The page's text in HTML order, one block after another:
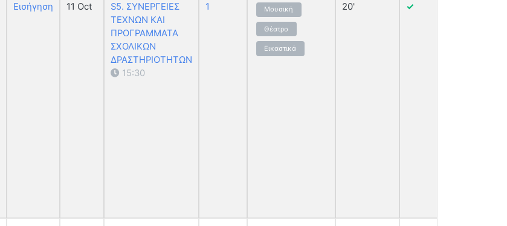
Εισήγηση 11 Oct
S5. ΣΥΝΕΡΓΕΙΕΣ
ΤΕΧΝΩΝ ΚΑΙ
ΠΡΟΓΡΑΜΜΑΤΑ
ΣΧΟΛΙΚΩΝ
ΔΡΑΣΤΗΡΙΟΤΗΤΩΝ
15:30
1 Μουσική
Θέατρο
Εικαστικά
20' ✓